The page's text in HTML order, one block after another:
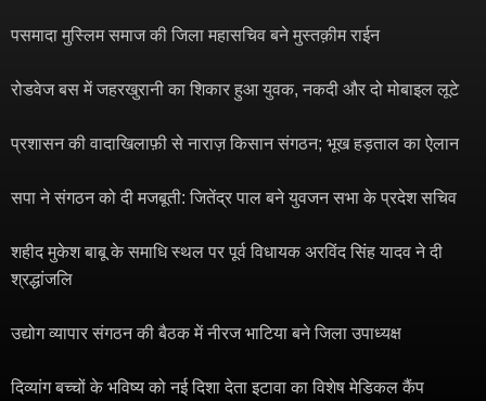
पसमादा मुस्लिम समाज की जिला महासचिव बने मुस्तक़ीम राईन
रोडवेज बस में जहरखुरानी का शिकार हुआ युवक, नकदी और दो मोबाइल लूटे
प्रशासन की वादाखिलाफ़ी से नाराज़ किसान संगठन; भूख हड़ताल का ऐलान
सपा ने संगठन को दी मजबूती: जितेंद्र पाल बने युवजन सभा के प्रदेश सचिव
शहीद मुकेश बाबू के समाधि स्थल पर पूर्व विधायक अरविंद सिंह यादव ने दी
श्रद्धांजलि
उद्योग व्यापार संगठन की बैठक में नीरज भाटिया बने जिला उपाध्यक्ष
दिव्यांग बच्चों के भविष्य को नई दिशा देता इटावा का विशेष मेडिकल कैंप